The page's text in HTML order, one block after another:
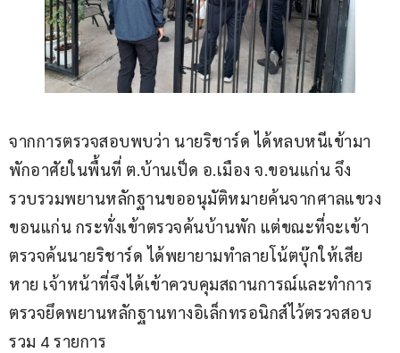
จากการตรวจสอบพบว่า นายริชาร์ด ได้หลบหนีเข้ามา
พักอาศัยในพื้นที่ ต.บ้านเป็ด อ.เมือง จ.ขอนแก่น จึง
รวบรวมพยานหลักฐานขออนุมัติหมายค้นจากศาลแขวง
ขอนแก่น กระทั่งเข้าตรวจค้นบ้านพัก แต่ขณะที่จะเข้า
ตรวจค้นนายริชาร์ด ได้พยายามทำลายโน้ตบุ๊กให้เสีย
หาย เจ้าหน้าที่จึงได้เข้าควบคุมสถานการณ์และทำการ
ตรวจยึดพยานหลักฐานทางอิเล็กทรอนิกส์ไว้ตรวจสอบ
รวม 4 รายการ